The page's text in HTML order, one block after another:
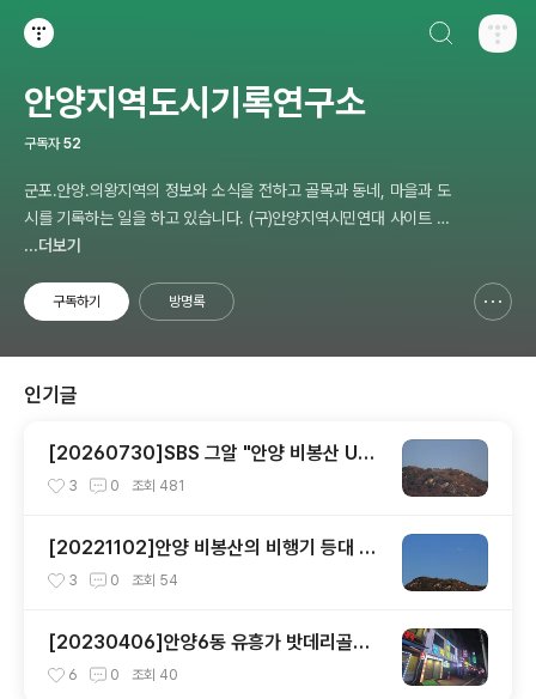
안양지역도시기록연구소
구독자 52
군포.안양.의왕지역의 정보와 소식을 전하고 골목과 동네, 마을과 도
시를 기록하는 일을 하고 있습니다. (구)안양지역시민연대 사이트 자
료 포함. 이메일: choi-pong@hanmail.net 연락처: 010-3311-10
...더보기
구독하기 방명록
인기글
[20260730]SBS 그알 "안양 비봉산 UFO
이야기 " 8월1일 방영
3 0 조회 481
[20221102]안양 비봉산의 비행기 등대 안
양항공무선표지소
3 0 조회 54
[20230406]안양6동 유흥가 밧데리골목
에는 무엇이 있나?
6 0 조회 40